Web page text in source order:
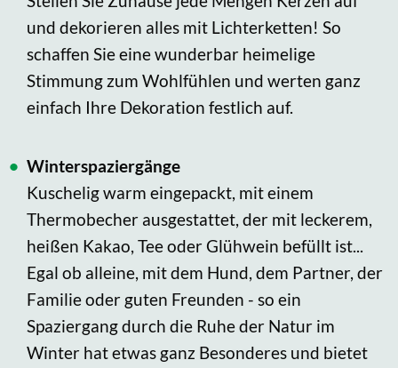
und dekorieren alles mit Lichterketten! So
schaffen Sie eine wunderbar heimelige
Stimmung zum Wohlfühlen und werten ganz
einfach Ihre Dekoration festlich auf.
Winterspaziergänge
Kuschelig warm eingepackt, mit einem
Thermobecher ausgestattet, der mit leckerem,
heißen Kakao, Tee oder Glühwein befüllt ist...
Egal ob alleine, mit dem Hund, dem Partner, der
Familie oder guten Freunden - so ein
Spaziergang durch die Ruhe der Natur im
Winter hat etwas ganz Besonderes und bietet